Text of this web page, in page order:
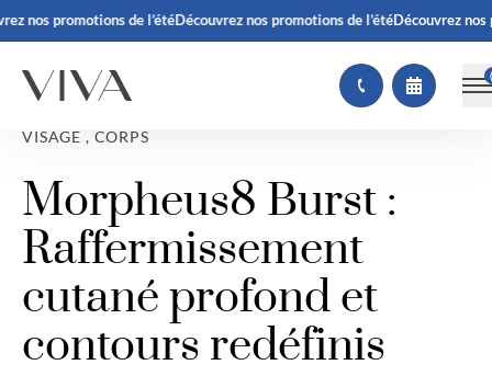
nos promotions de l’étéDécouvrez nos promotions de l’étéDécouvrez nos
(
VISAGE , CORPS
Morpheus8 Burst :
Raffermissement
cutané profond et
contours redéfinis